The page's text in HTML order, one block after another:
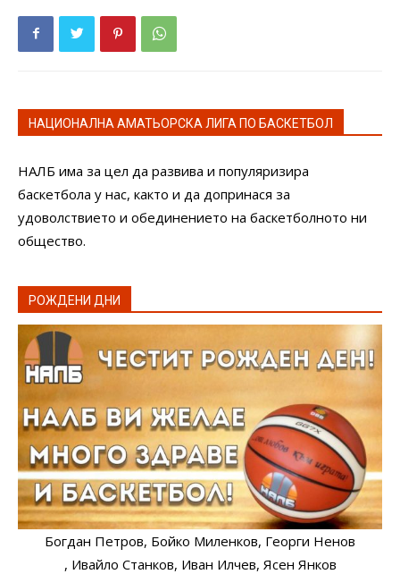
НАЦИОНАЛНА АМАТЬОРСКА ЛИГА ПО БАСКЕТБОЛ
НАЛБ има за цел да развива и популяризира
баскетбола у нас, както и да допринася за
удоволствието и обединението на баскетболното ни
общество.
РОЖДЕНИ ДНИ
Богдан Петров, Бойко Миленков, Георги Ненов
, Ивайло Станков, Иван Илчев, Ясен Янков